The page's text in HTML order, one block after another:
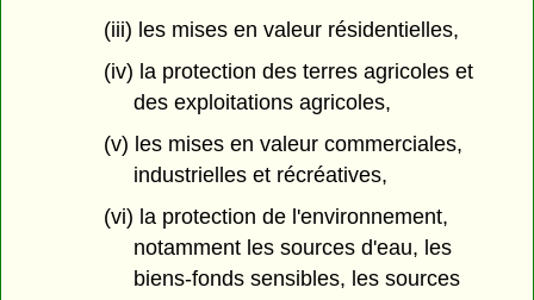
(iii) les mises en valeur résidentielles,
(iv) la protection des terres agricoles et
des exploitations agricoles,
(v) les mises en valeur commerciales,
industrielles et récréatives,
(vi) la protection de l'environnement,
notamment les sources d'eau, les
biens-fonds sensibles, les sources